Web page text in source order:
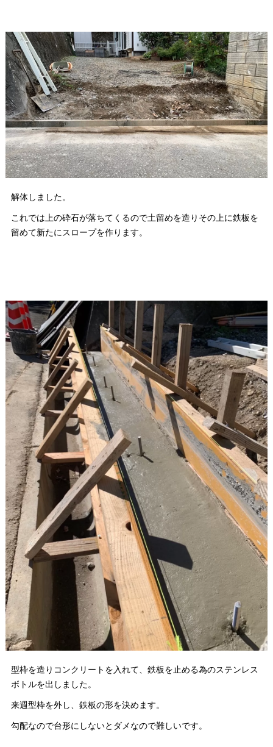
解体しました。
これでは上の砕石が落ちてくるので土留めを造りその上に鉄板を
留めて新たにスロープを作ります。
型枠を造りコンクリートを入れて、鉄板を止める為のステンレス
ボトルを出しました。
来週型枠を外し、鉄板の形を決めます。
勾配なので台形にしないとダメなので難しいです。